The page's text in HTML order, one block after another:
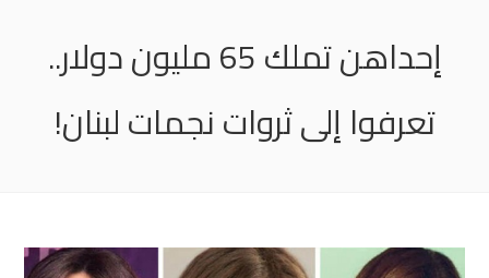
إحداهن تملك 65 مليون دولار..
تعرفوا إلى ثروات نجمات لبنان!